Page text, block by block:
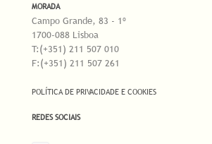
MORADA
Campo Grande, 83 - 1º
1700-088 Lisboa
T:(+351) 211 507 010
F:(+351) 211 507 261
POLÍTICA DE PRIVACIDADE E COOKIES
REDES SOCIAIS